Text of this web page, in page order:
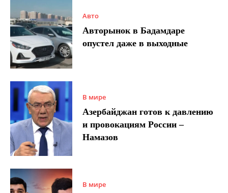
Авто
Авторынок в Бадамдаре
опустел даже в выходные
В мире
Азербайджан готов к давлению
и провокациям России –
Намазов
В мире